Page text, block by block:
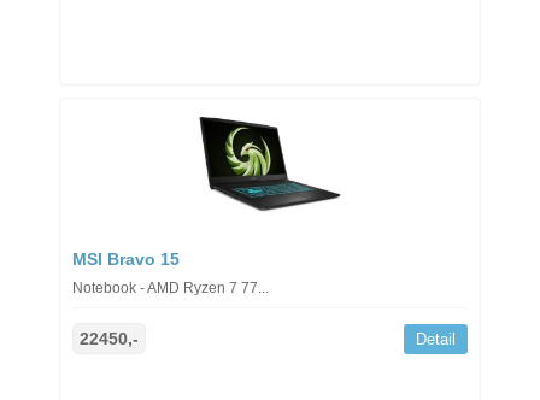
MSI Bravo 15
Notebook - AMD Ryzen 7 77...
22450,- Detail